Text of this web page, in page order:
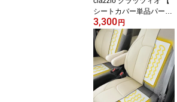
シートカバー単品パーツ
】≪ シートカバータイプ
& 部位 によって価格は変
わります ≫≪ 最終価格
と送料:商談で変動 ≫≪
納期 受注生産1週間前後
≫【 お買い上げ後 弊社
営業時間内に ご登録のメ
ールアドレス宛に価格等
3,300円